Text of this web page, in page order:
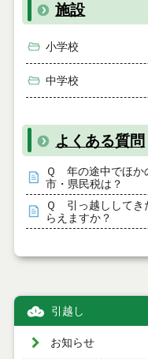
施設
小学校
中学校
よくある質問
Ｑ 年の途中でほか
市・県民税は？
Ｑ 引っ越ししてき
らえますか？
引越し
お知らせ